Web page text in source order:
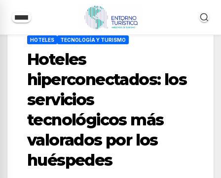
contenido
HOTELES TECNOLOGÍA Y TURISMO
Hoteles
hiperconectados: los
servicios
tecnológicos más
valorados por los
huéspedes